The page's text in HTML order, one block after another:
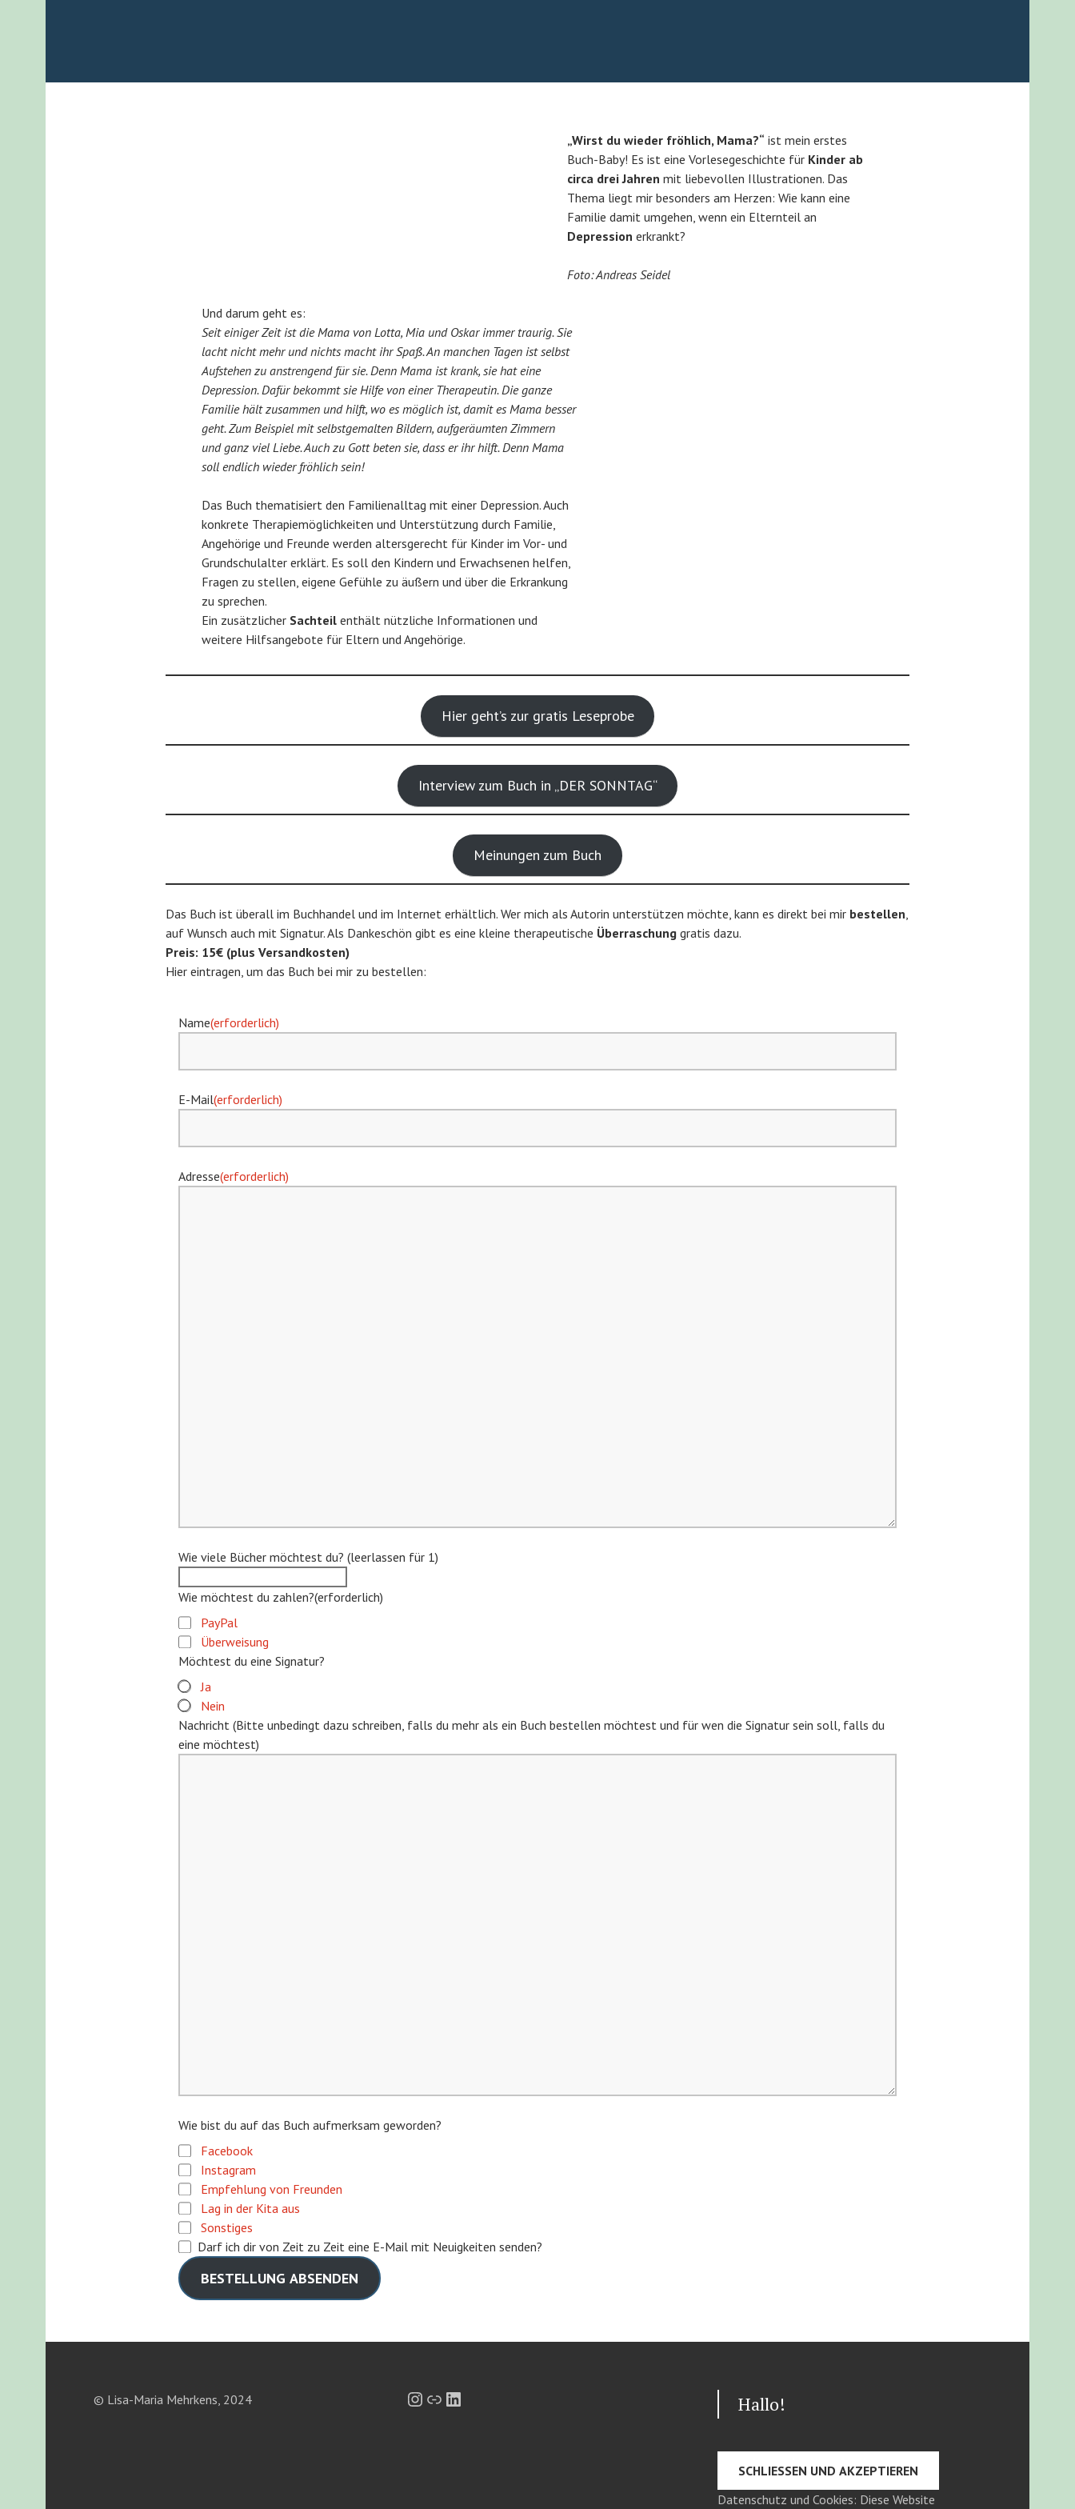
„Wirst du wieder fröhlich, Mama?“ ist mein erstes
Buch-Baby! Es ist eine Vorlesegeschichte für Kinder ab
circa drei Jahren mit liebevollen Illustrationen. Das
Thema liegt mir besonders am Herzen: Wie kann eine
Familie damit umgehen, wenn ein Elternteil an
Depression erkrankt?
Foto: Andreas Seidel
Und darum geht es:
Seit einiger Zeit ist die Mama von Lotta, Mia und Oskar immer traurig. Sie
lacht nicht mehr und nichts macht ihr Spaß. An manchen Tagen ist selbst
Aufstehen zu anstrengend für sie. Denn Mama ist krank, sie hat eine
Depression. Dafür bekommt sie Hilfe von einer Therapeutin. Die ganze
Familie hält zusammen und hilft, wo es möglich ist, damit es Mama besser
geht. Zum Beispiel mit selbstgemalten Bildern, aufgeräumten Zimmern
und ganz viel Liebe. Auch zu Gott beten sie, dass er ihr hilft. Denn Mama
soll endlich wieder fröhlich sein!
Das Buch thematisiert den Familienalltag mit einer Depression. Auch
konkrete Therapiemöglichkeiten und Unterstützung durch Familie,
Angehörige und Freunde werden altersgerecht für Kinder im Vor- und
Grundschulalter erklärt. Es soll den Kindern und Erwachsenen helfen,
Fragen zu stellen, eigene Gefühle zu äußern und über die Erkrankung
zu sprechen.
Ein zusätzlicher Sachteilenthält nützliche Informationen und
weitere Hilfsangebote für Eltern und Angehörige.
Hier geht’s zur gratis Leseprobe
Interview zum Buch in „DER SONNTAG“
Meinungen zum Buch
Das Buch ist überall im Buchhandel und im Internet erhältlich. Wer mich als Autorin unterstützen möchte, kann es direkt bei mir bestellen,
auf Wunsch auch mit Signatur. Als Dankeschön gibt es eine kleine therapeutische Überraschung gratis dazu.
Preis: 15€ (plus Versandkosten)
Hier eintragen, um das Buch bei mir zu bestellen:
Name(erforderlich)
E-Mail(erforderlich)
Adresse(erforderlich)
Wie viele Bücher möchtest du? (leerlassen für 1)
Wie möchtest du zahlen?(erforderlich)
PayPal
Überweisung
Möchtest du eine Signatur?
Ja
Nein
Nachricht (Bitte unbedingt dazu schreiben, falls du mehr als ein Buch bestellen möchtest und für wen die Signatur sein soll, falls du
eine möchtest)
Wie bist du auf das Buch aufmerksam geworden?
Facebook
Instagram
Empfehlung von Freunden
Lag in der Kita aus
Sonstiges
Darf ich dir von Zeit zu Zeit eine E-Mail mit Neuigkeiten senden?
BESTELLUNG ABSENDEN
© Lisa-Maria Mehrkens, 2024 Instagram
LinkLinkedIn Hallo!
Datenschutz und Cookies: Diese Website